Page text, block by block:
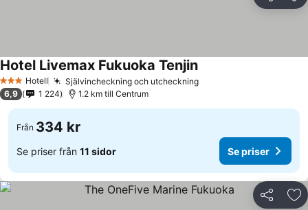
3 StjärnorHotell Självincheckning och utcheckning
Hotel Livemax Fukuoka Tenjin
6,9 1 224 1.2 km till Centrum
Från 334 kr
Se priser från 11 sidor Se priser
Dela